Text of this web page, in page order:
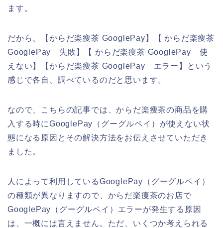
ます。
だから、【からだ楽痩茶 GooglePay】【 からだ楽痩茶
GooglePay 失敗】【 からだ楽痩茶 GooglePay 使
えない】【からだ楽痩茶 GooglePay エラー】という
感じで各自、調べているのだと思います。
なので、こちらの記事では、からだ楽痩茶の商品を購
入する時にGooglePay（グーグルペイ）が使えない状
態になる原因とその解決方法をお伝えさせていただき
ました。
人によって利用しているGooglePay（グーグルペイ）
の種類が異なりますので、からだ楽痩茶のお店で
GooglePay（グーグルペイ）エラーが発生する原因
は、一概には言えません。ただ、いくつか考えられる